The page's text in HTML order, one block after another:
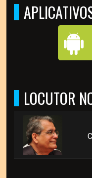
LOCUTOR